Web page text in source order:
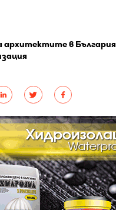
архитектите в България